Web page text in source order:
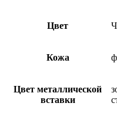
Цвет
Кожа
Цвет металлической
вставки